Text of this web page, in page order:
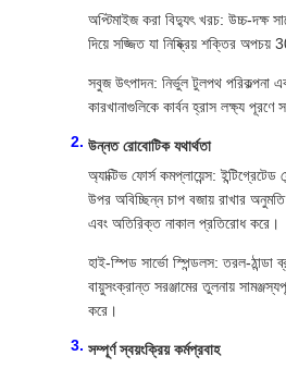
অপ্টিমাইজ করা বিদ্যুৎ খরচ: উচ্চ-দক্ষ
দিয়ে সজ্জিত যা নিষ্ক্রিয় শক্তির অপচয়
সবুজ উৎপাদন: নির্ভুল টুলপথ পরিকল্পনা
কারখানাগুলিকে কার্বন হ্রাস লক্ষ্য পূরণে
উন্নত রোবোটিক যথার্থতা
অ্যাক্টিভ ফোর্স কমপ্লায়েন্স:
উপর অবিচ্ছিন্ন চাপ বজায় রাখার
এবং অতিরিক্ত নাকাল প্রতিরোধ করে।
হাই-স্পিড সার্ভো স্পিন্ডলস: তরল-ঠান্ডা
বায়ুসংক্রান্ত সরঞ্জামের তুলনায়
করে।
সম্পূর্ণ স্বয়ংক্রিয় কর্মপ্রবাহ